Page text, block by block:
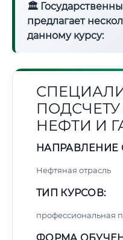
🏛
предлагает
данному курсу:
НЕФТИ И
НАПРАВЛЕНИЕ
Нефтяная отрасль
ТИП КУРСОВ:
профессиональная